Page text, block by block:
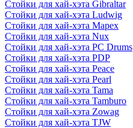
Стойки для хай-хэта Gibraltar
Стойки для хай-хэта Ludwig
Стойки для хай-хэта Mapex
Стойки для хай-хэта Nux
Стойки для хай-хэта PC Drums
Стойки для хай-хэта PDP
Стойки для хай-хэта Peace
Стойки для хай-хэта Pearl
Стойки для хай-хэта Tama
Стойки для хай-хэта Tamburo
Стойки для хай-хэта Zowag
Стойки для хай-хэта TJW